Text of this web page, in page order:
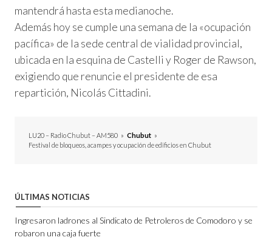
mantendrá hasta esta medianoche.
Además hoy se cumple una semana de la «ocupación
pacífica» de la sede central de vialidad provincial,
ubicada en la esquina de Castelli y Roger de Rawson,
exigiendo que renuncie el presidente de esa
repartición, Nicolás Cittadini.
LU20 – Radio Chubut – AM580 » Chubut »
Festival de bloqueos, acampes y ocupación de edificios en Chubut
ÚLTIMAS NOTICIAS
Ingresaron ladrones al Sindicato de Petroleros de Comodoro y se
robaron una caja fuerte